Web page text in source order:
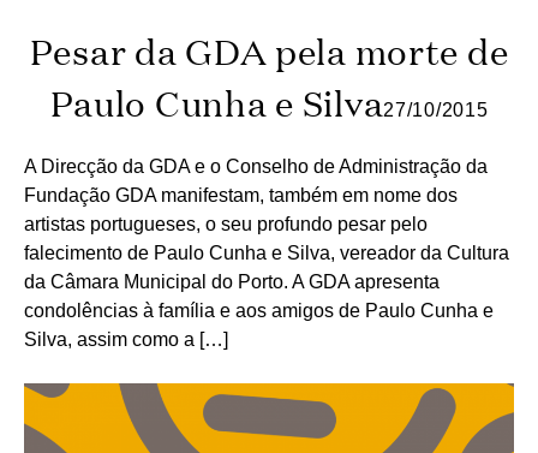
Pesar da GDA pela morte de
Paulo Cunha e Silva27/10/2015
A Direcção da GDA e o Conselho de Administração da
Fundação GDA manifestam, também em nome dos
artistas portugueses, o seu profundo pesar pelo
falecimento de Paulo Cunha e Silva, vereador da Cultura
da Câmara Municipal do Porto. A GDA apresenta
condolências à família e aos amigos de Paulo Cunha e
Silva, assim como a […]